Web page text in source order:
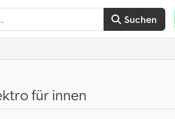
Suchen
für innen